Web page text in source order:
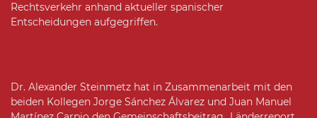
Rechtsverkehr anhand aktueller spanischer
Entscheidungen aufgegriffen.
Dr. Alexander Steinmetz hat in Zusammenarbeit mit den
beiden Kollegen Jorge Sánchez Álvarez und Juan Manuel